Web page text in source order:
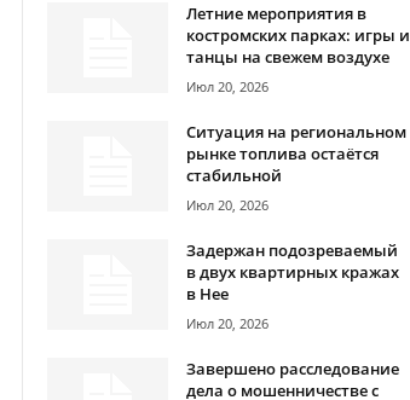
Летние мероприятия в
костромских парках: игры и
танцы на свежем воздухе
Июл 20, 2026
Ситуация на региональном
рынке топлива остаётся
стабильной
Июл 20, 2026
Задержан подозреваемый
в двух квартирных кражах
в Нее
Июл 20, 2026
Завершено расследование
дела о мошенничестве с